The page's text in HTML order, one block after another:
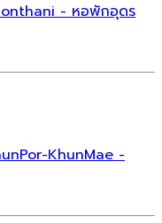
- หอพักอุดร
KhunMae -